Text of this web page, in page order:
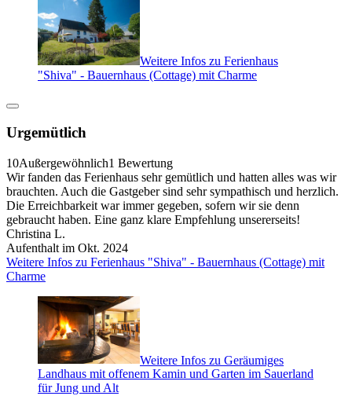
Weitere Infos zu Ferienhaus
"Shiva" - Bauernhaus (Cottage) mit Charme
Urgemütlich
10Außergewöhnlich1 Bewertung
Wir fanden das Ferienhaus sehr gemütlich und hatten alles was wir
brauchten. Auch die Gastgeber sind sehr sympathisch und herzlich.
Die Erreichbarkeit war immer gegeben, sofern wir sie denn
gebraucht haben. Eine ganz klare Empfehlung unsererseits!
Christina L.
Aufenthalt im Okt. 2024
Weitere Infos zu Ferienhaus "Shiva" - Bauernhaus (Cottage) mit
Charme
Weitere Infos zu Geräumiges
Landhaus mit offenem Kamin und Garten im Sauerland
für Jung und Alt